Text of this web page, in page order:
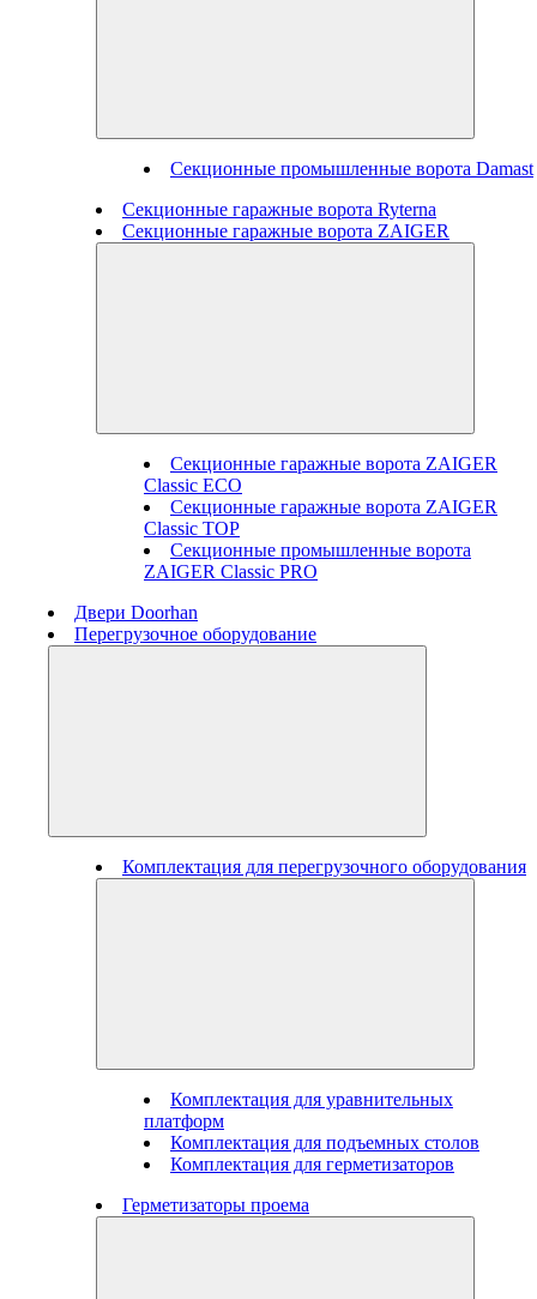
Секционные промышленные ворота Damast
Секционные гаражные ворота Ryterna
Секционные гаражные ворота ZAIGER
Секционные гаражные ворота ZAIGER
Classic ECO
Секционные гаражные ворота ZAIGER
Classic TOP
Секционные промышленные ворота
ZAIGER Classic PRO
Двери Doorhan
Перегрузочное оборудование
Комплектация для перегрузочного оборудования
Комплектация для уравнительных
платформ
Комплектация для подъемных столов
Комплектация для герметизаторов
Герметизаторы проема